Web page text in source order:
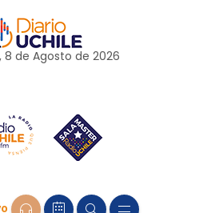
8 de Agosto de 2026